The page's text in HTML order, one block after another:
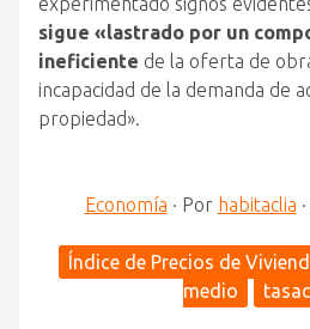
sigue «lastrado por un
ineficiente de la oferta de
incapacidad de la demanda de
propiedad».
Economía · Por habitaclia ·
Índice de Precios de
medio